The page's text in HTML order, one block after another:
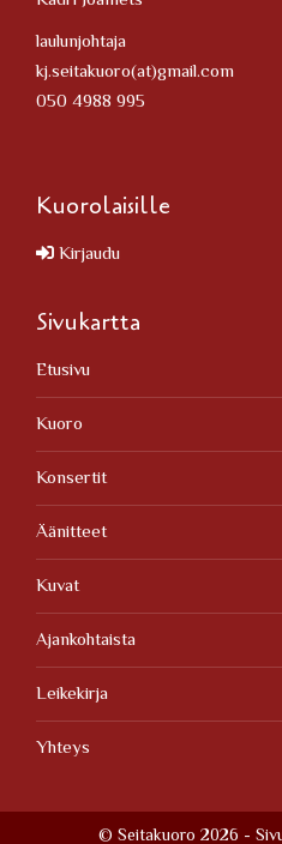
laulunjohtaja
kj.seitakuoro(at)gmail.com
050 4988 995
Kuorolaisille
Kirjaudu
Sivukartta
Etusivu
Kuoro
Konsertit
Äänitteet
Kuvat
Ajankohtaista
Leikekirja
Yhteys
© Seitakuoro 2026 -